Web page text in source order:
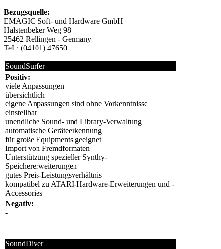
Bezugsquelle:
EMAGIC Soft- und Hardware GmbH
Halstenbeker Weg 98
25462 Rellingen - Germany
TeL: (04101) 47650
SoundSurfer
Positiv:
viele Anpassungen
übersichtlich
eigene Anpassungen sind ohne Vorkenntnisse
einstellbar
unendliche Sound- und Library-Verwaltung
automatische Geräteerkennung
für große Equipments geeignet
Import von Fremdformaten
Unterstützung spezieller Synthy-
Speichererweiterungen
gutes Preis-Leistungsverhältnis
kompatibel zu ATARI-Hardware-Erweiterungen und -
Accessories
Negativ:
-
SoundDiver